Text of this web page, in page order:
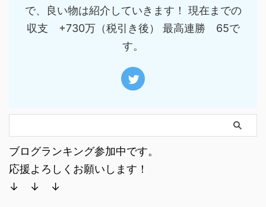
で、良い物は紹介していきます！ 現在までの
収支 +730万（税引き後） 最高連勝 65で
す。
ブログランキング参加中です。
応援よろしくお願いします！
↓ ↓ ↓